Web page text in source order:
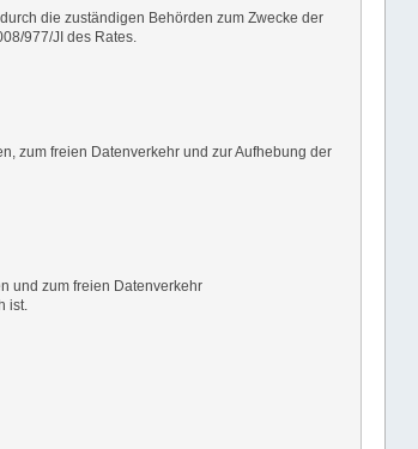
die zuständigen Behörden zum Zwecke der
977/JI des Rates.
zum freien Datenverkehr und zur Aufhebung der
und zum freien Datenverkehr
ist.